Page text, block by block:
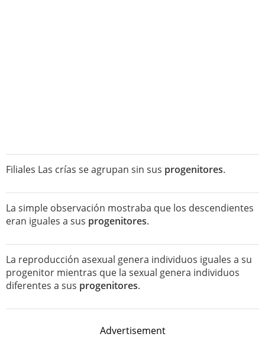
Filiales Las crías se agrupan sin sus progenitores.
La simple observación mostraba que los descendientes
eran iguales a sus progenitores.
La reproducción asexual genera individuos iguales a su
progenitor mientras que la sexual genera individuos
diferentes a sus progenitores.
Advertisement